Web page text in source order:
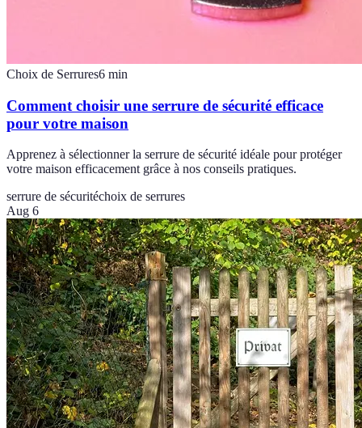
Choix de Serrures6 min
Comment choisir une serrure de sécurité efficace
pour votre maison
Apprenez à sélectionner la serrure de sécurité idéale pour protéger
votre maison efficacement grâce à nos conseils pratiques.
serrure de sécuritéchoix de serrures
Aug 6